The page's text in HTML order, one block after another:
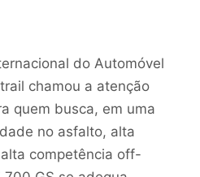
do Automóvel
chamou a atenção
quem busca, em uma
no asfalto, alta
competência off-